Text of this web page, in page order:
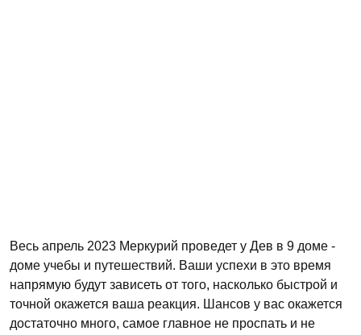
Весь апрель 2023 Меркурий проведет у Дев в 9 доме -
доме учебы и путешествий. Ваши успехи в это время
напрямую будут зависеть от того, насколько быстрой и
точной окажется ваша реакция. Шансов у вас окажется
достаточно много, самое главное не проспать и не